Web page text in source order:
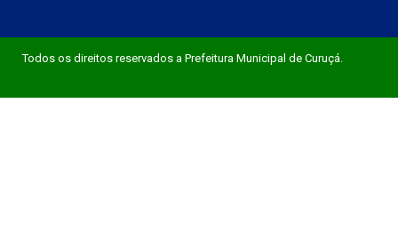
Todos os direitos reservados a Prefeitura Municipal de Curuçá.